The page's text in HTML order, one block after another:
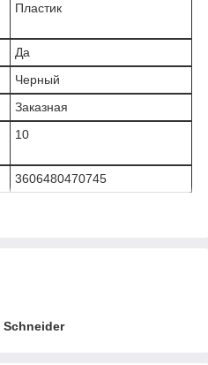
Пластик
Да
Черный
Заказная
10
3606480470745
Schneider